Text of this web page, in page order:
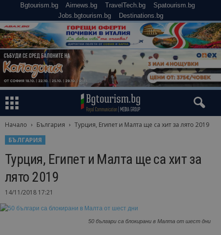
Bgtourism.bg Airnews.bg TravelTech.bg
Spatourism.bg
Jobs.bgtourism.bg
Destinations.bg
Начало България
Турция, Египет и Малта ще са хит за лято 2019
БЪЛГАРИЯ
Турция, Египет и Малта ще са хит за
лято 2019
14/11/2018 17:21
50 българи са блокирани в Малта от шест дни